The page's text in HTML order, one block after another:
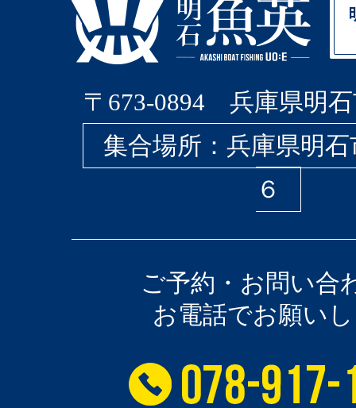
〒673-0894 兵庫県明石
集合場所：兵庫県明
６
ご予約・お問い合
お電話でお願い